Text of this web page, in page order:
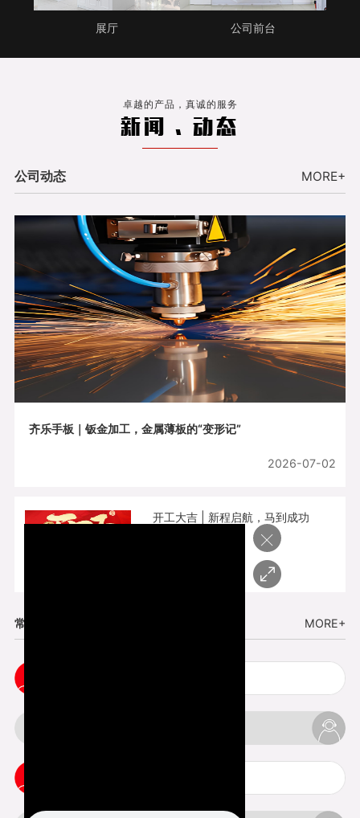
展厅 公司前台
卓越的产品，真诚的服务
新闻 . 动态
公司动态 MORE+
齐乐手板｜钣金加工，金属薄板的“变形记”
2026-07-02
开工大吉 | 新程启航，马到成功
常见问题 MORE+
×